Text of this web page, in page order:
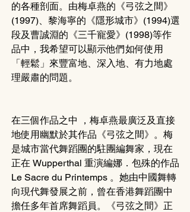
的各種剖面。由梅卓燕的《弓弦之間》
(1997)、黎海寧的《隱形城市》(1994)選
段及曹誠淵的《三千寵愛》(1998)等作
品中，我希望可以顯示他們如何使用
「輕鬆」來豐富地、深入地、有力地處
理嚴肅的問題。
在三個作品之中 ，梅卓燕最廣泛及直接
地使用幽默於其作品《弓弦之間》。梅
是城市當代舞蹈團的駐團編舞家，現在
正在 Wupperthal 重演編娜．包殊的作品
Le Sacre du Printemps 。她由中國舞轉
向現代舞發展之前，曾在香港舞蹈團中
擔任多年首席舞蹈員。《弓弦之間》正